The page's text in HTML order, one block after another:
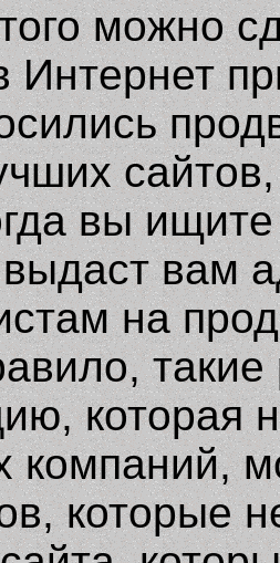
можно
Интернет
вы
вам
на
которая
которые